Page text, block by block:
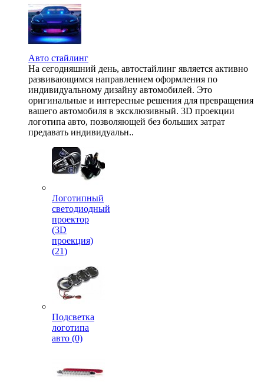
Авто стайлинг
На сегодняшний день, автостайлинг является активно
развивающимся направлением оформления по
индивидуальному дизайну автомобилей. Это
оригинальные и интересные решения для превращения
вашего автомобиля в эксклюзивный. 3D проекции
логотипа авто, позволяющей без больших затрат
предавать индивидуальн..
Логотипный
светодиодный
проектор
(3D
проекция)
(21)
Подсветка
логотипа
авто (0)